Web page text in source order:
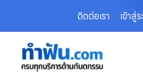
ติดต่อเรา เข้าสู่